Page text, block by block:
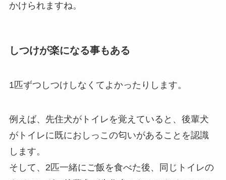
かけられますね。
しつけが楽になる事もある
1匹ずつしつけしなくてよかったりします。
例えば、先住犬がトイレを覚えていると、後輩犬
がトイレに既におしっこの匂いがあることを認識
します。
そして、2匹一緒にご飯を食べた後、同じトイレの